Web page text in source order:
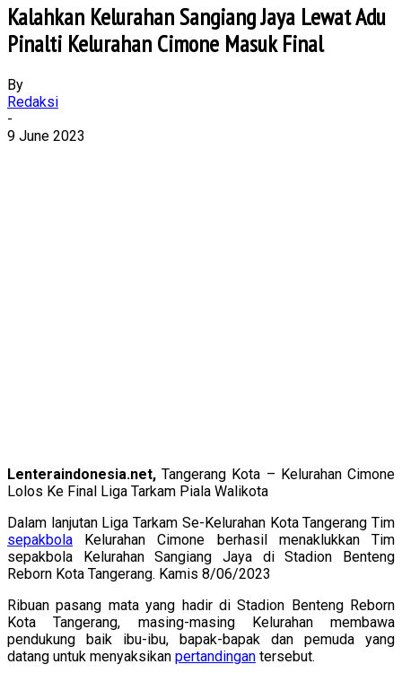
Kalahkan Kelurahan Sangiang Jaya Lewat Adu
Pinalti Kelurahan Cimone Masuk Final
By
Redaksi
-
9 June 2023
Lenteraindonesia.net, Tangerang Kota – Kelurahan Cimone
Lolos Ke Final Liga Tarkam Piala Walikota
Dalam lanjutan Liga Tarkam Se-Kelurahan Kota Tangerang Tim
sepakbola Kelurahan Cimone berhasil menaklukkan Tim
sepakbola Kelurahan Sangiang Jaya di Stadion Benteng
Reborn Kota Tangerang. Kamis 8/06/2023
Ribuan pasang mata yang hadir di Stadion Benteng Reborn
Kota Tangerang, masing-masing Kelurahan membawa
pendukung baik ibu-ibu, bapak-bapak dan pemuda yang
datang untuk menyaksikan pertandingan tersebut.